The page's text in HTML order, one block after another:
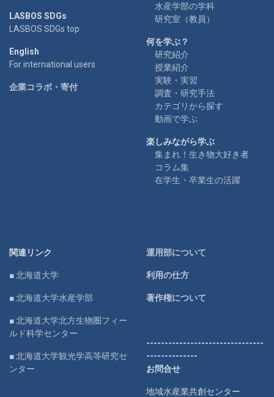
LASBOS SDGs
LASBOS SDGs top
English
For international users
企業コラボ・寄付
水産学部の学科
研究室（教員）
何を学ぶ？
研究紹介
授業紹介
実験・実習
調査・研究手法
カテゴリから探す
動画で学ぶ
楽しみながら学ぶ
集まれ！生き物大好き者
コラム集
在学生・卒業生の活躍
関連リンク
■ 北海道大学
■ 北海道大学水産学部
■ 北海道大学北方生物圏フィー
ルド科学センター
■ 北海道大学観光学高等研究セ
ンター
運用部について
利用の仕方
著作権について
--------------------------------
--------------
お問合せ
地域水産業共創センター